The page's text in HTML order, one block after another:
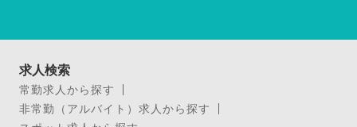
求人検索
常勤求人から探す
非常勤（アルバイト）求人から探す